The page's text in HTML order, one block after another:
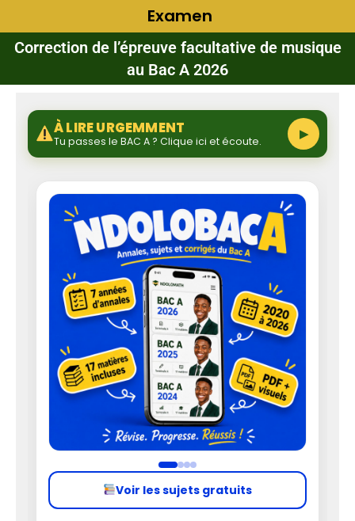
Examen
Correction de l’épreuve facultative de musique
au Bac A 2026
À LIRE URGEMMENT
Tu passes le BAC A ? Clique ici et écoute. ▶
Voir les sujets gratuits